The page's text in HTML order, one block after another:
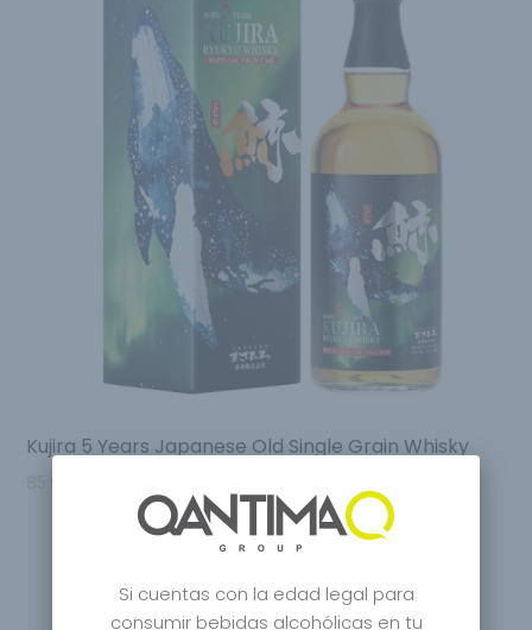
Kujira 5 Years Japanese Old Single Grain Whisky
85.95
Si cuentas con la edad legal para
consumir bebidas alcohólicas en tu